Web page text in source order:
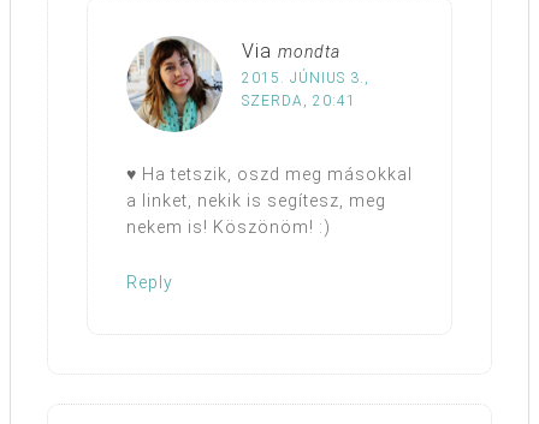
Via mondta
2015. JÚNIUS 3.,
SZERDA, 20:41
♥ Ha tetszik, oszd meg másokkal
a linket, nekik is segítesz, meg
nekem is! Köszönöm! :)
Reply